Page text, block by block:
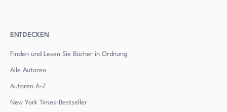
ENTDECKEN
Finden und Lesen Sie Bücher in Ordnung
Alle Autoren
Autoren A-Z
New York Times-Bestseller